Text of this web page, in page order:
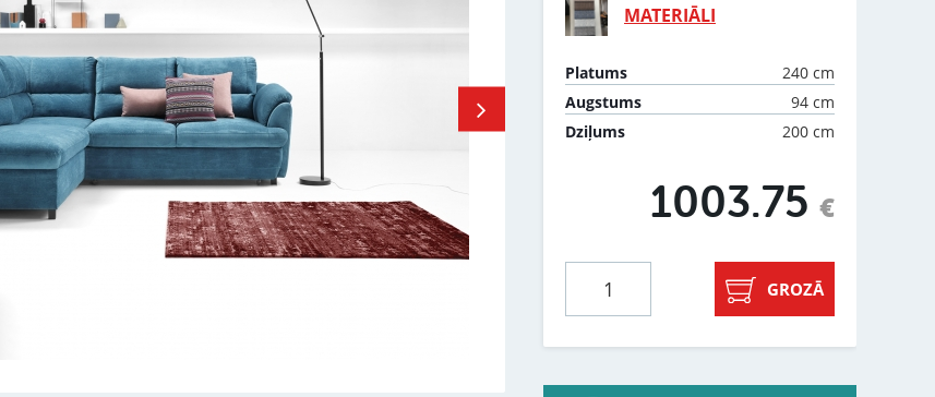
MATERIĀLI
Platums
240 cm
Augstums
94 cm
Dziļums
200 cm
1003.75 €
GROZĀ